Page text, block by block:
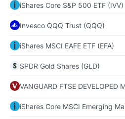
iShares Core S&P 500 ETF (IVV)
Invesco QQQ Trust (QQQ)
iShares MSCI EAFE ETF (EFA)
SPDR Gold Shares (GLD)
VANGUARD FTSE DEVELOPED
iShares Core MSCI Emerging